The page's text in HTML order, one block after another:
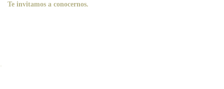
Te invitamos a conocernos.